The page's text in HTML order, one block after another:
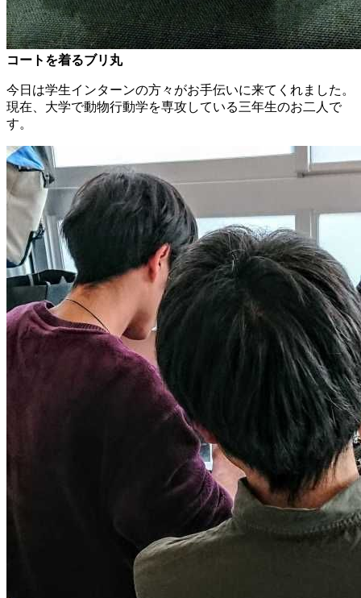
コートを着るブリ丸
今日は学生インターンの方々がお手伝いに来てくれました。
現在、大学で動物行動学を専攻している三年生のお二人で
す。